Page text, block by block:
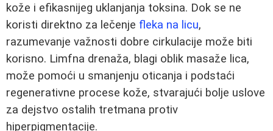
kože i efikasnijeg uklanjanja toksina. Dok se ne
koristi direktno za lečenje fleka na licu,
razumevanje važnosti dobre cirkulacije može biti
korisno. Limfna drenaža, blagi oblik masaže lica,
može pomoći u smanjenju oticanja i podstaći
regenerativne procese kože, stvarajući bolje uslove
za dejstvo ostalih tretmana protiv
hiperpigmentacije.